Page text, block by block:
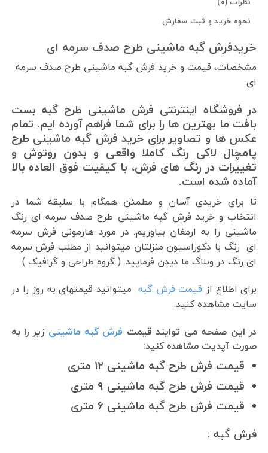
نحوه خرید و ثبت سفارش
خریدفرش گبه ماشینی طرح صدف سرمه ای
مشخصات، قیمت و خرید فرش گبه ماشینی طرح صدف سرمه
ای
در فروشگاه اینترنتی فرش ماشینی طرح گبه بست
بافت ما بهترین ها را برای شما فراهم آورده ایم. تمام
عکس ها و تصاویر برای خرید فرش گبه ماشینی طرح
پامچال لاکی رنگ کاملا واقعی و بدون روتوش و
تغییرات در رنگ های فرش، با کیفیت فوق العاده بالا
آماده شده است.
تا برای خریدی آسان و مطمئن همگام با سلیقه شما در
انتخاب و خرید فرش گبه ماشینی طرح صدف سرمه ای رنگ
ماشینی را به ارمغان بیاوریم. در مورد هارمونی فرش سرمه
ای رنگ با دکوراسیون منزلتان میتوانید از مطلب فرش سرمه
ای رنگ در وبلاگ ما دیدن فرمایید. ( گروه طراحی و گرافیک )
برای اطلاع از قیمت فرش گبهمیتوانید قیمتهای به روز را در
سایت مشاهده کنید.
در این صفحه می توایند قیمت فرش گبه ماشینی زیر را به
صورت آپدیت مشاهده کنید:
قیمت فرش طرح گبه ماشینی ۱۲ متری
قیمت فرش طرح گبه ماشینی ۹ متری
قیمت فرش طرح گبه ماشینی ۶ متری
فرش گبه :